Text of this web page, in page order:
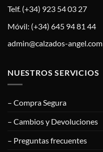
Telf. (+34) 923 54 03 27
Móvil: (+34) 645 94 81 44
admin@calzados-angel.com
NUESTROS SERVICIOS
– Compra Segura
– Cambios y Devoluciones
– Preguntas frecuentes